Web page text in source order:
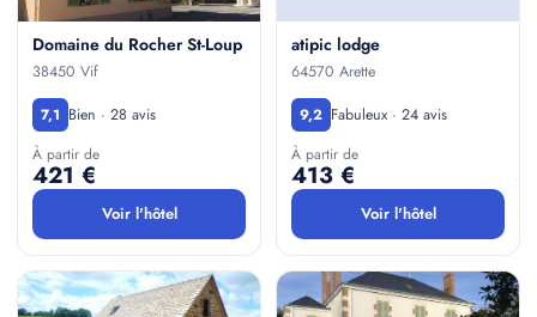
Domaine du Rocher St-Loup
38450 Vif
7,1 Bien · 28 avis
À partir de
421 €
Voir l'hôtel
atipic lodge
64570 Arette
9,2 Fabuleux · 24 avis
À partir de
413 €
Voir l'hôtel